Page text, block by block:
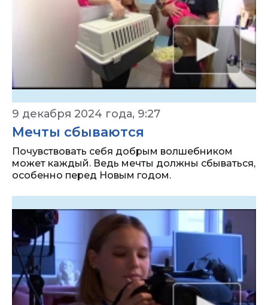
9 декабря 2024 года, 9:27
Мечты сбываются
Почувствовать себя добрым волшебником
может каждый. Ведь мечты должны сбываться,
особенно перед Новым годом.